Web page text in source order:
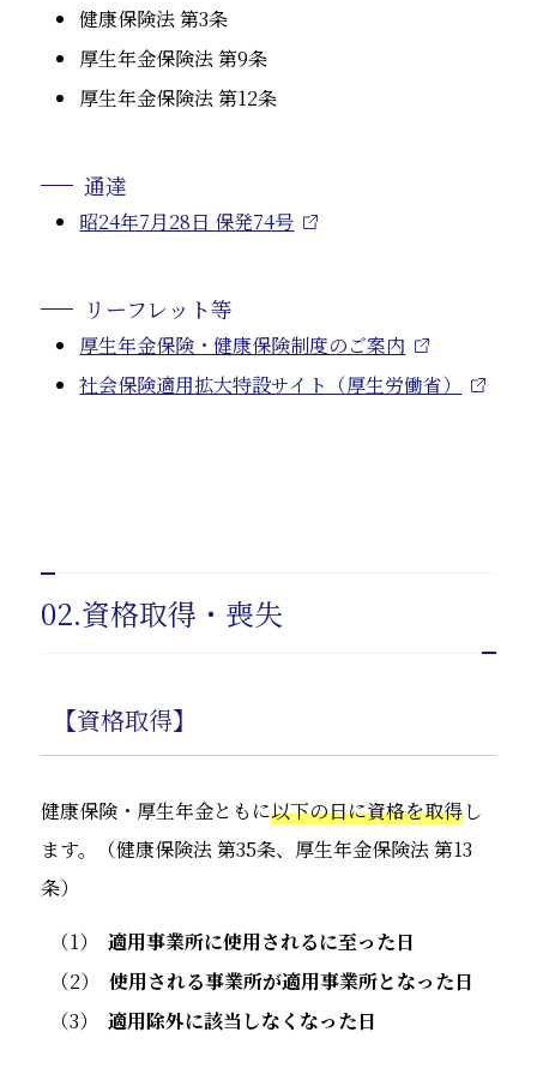
健康保険法 第3条
厚生年金保険法 第9条
厚生年金保険法 第12条
通達
昭24年7月28日 保発74号
リーフレット等
厚生年金保険・健康保険制度のご案内
社会保険適用拡大特設サイト（厚生労働省）
02.資格取得・喪失
【資格取得】
健康保険・厚生年金ともに以下の日に資格を取得し
ます。（健康保険法 第35条、厚生年金保険法 第13
条）
適用事業所に使用されるに至った日
使用される事業所が適用事業所となった日
適用除外に該当しなくなった日